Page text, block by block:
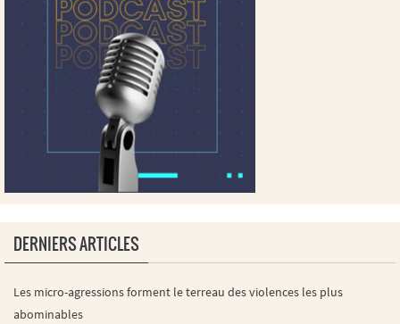
DERNIERS ARTICLES
Les micro-agressions forment le terreau des violences les plus
abominables